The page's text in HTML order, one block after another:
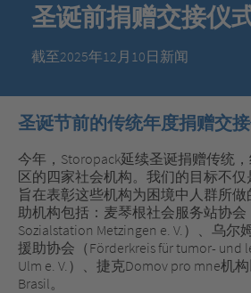
圣诞前捐赠交接仪
截至2025年12月10日新闻
圣诞节前的传统年度捐赠交
今年，Storopack延续圣诞捐赠传统
区的四家社会机构。我们的目标不
旨在表彰这些机构为困境中人群所
助机构包括：麦琴根社会服务站协会
Sozialstation Metzingen e. V.）、乌
援助协会（Förderkreis für tumor- und
Ulm e. V.）、捷克Domov pro mne机
Brasil。